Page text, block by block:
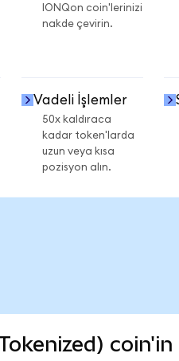
IONQon coin'lerinizi
nakde çevirin.
Vadeli İşlemler
50x kaldıraca
kadar token'larda
uzun veya kısa
pozisyon alın.